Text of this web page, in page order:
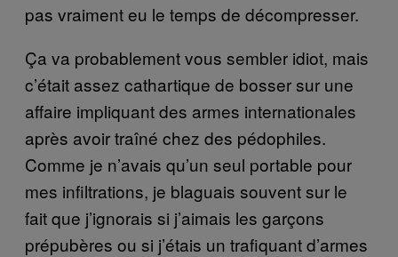
pas vraiment eu le temps de décompresser.
Ça va probablement vous sembler idiot, mais
c’était assez cathartique de bosser sur une
affaire impliquant des armes internationales
après avoir traîné chez des pédophiles.
Comme je n’avais qu’un seul portable pour
mes infiltrations, je blaguais souvent sur le
fait que j’ignorais si j’aimais les garçons
prépubères ou si j’étais un trafiquant d’armes